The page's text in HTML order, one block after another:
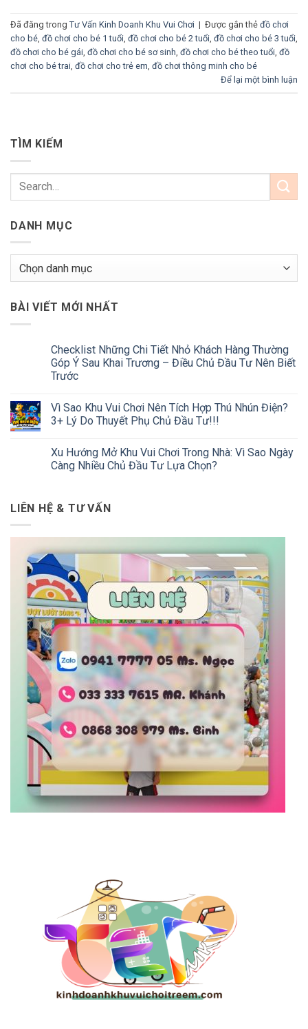
TÌM KIẾM
DANH MỤC
Danh
BÀI VIẾT MỚI NHẤT
Checklist Những Chi Tiết Nhỏ Khách Hàng Thường
Góp Ý Sau Khai Trương – Điều Chủ Đầu Tư Nên Biết
Trước
Vì Sao Khu Vui Chơi Nên Tích Hợp Thú Nhún Điện?
3+ Lý Do Thuyết Phụ Chủ Đầu Tư!!!
Xu Hướng Mở Khu Vui Chơi Trong Nhà: Vì Sao Ngày
Càng Nhiều Chủ Đầu Tư Lựa Chọn?
LIÊN HỆ & TƯ VẤN
Đã đăng trong Tư Vấn Kinh Doanh Khu Vui Chơi | Được gắn thẻ đồ chơi
cho bé, đồ chơi cho bé 1 tuổi, đồ chơi cho bé 2 tuổi, đồ chơi cho bé 3 tuổi,
đồ chơi cho bé gái, đồ chơi cho bé sơ sinh, đồ chơi cho bé theo tuổi, đồ
chơi cho bé trai, đồ chơi cho trẻ em, đồ chơi thông minh cho bé
Để lại một bình luận